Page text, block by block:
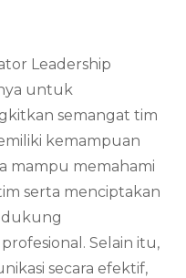
Leadership
untuk
semangat tim
kemampuan
mampu memahami
serta menciptakan
Selain itu,
secara efektif,